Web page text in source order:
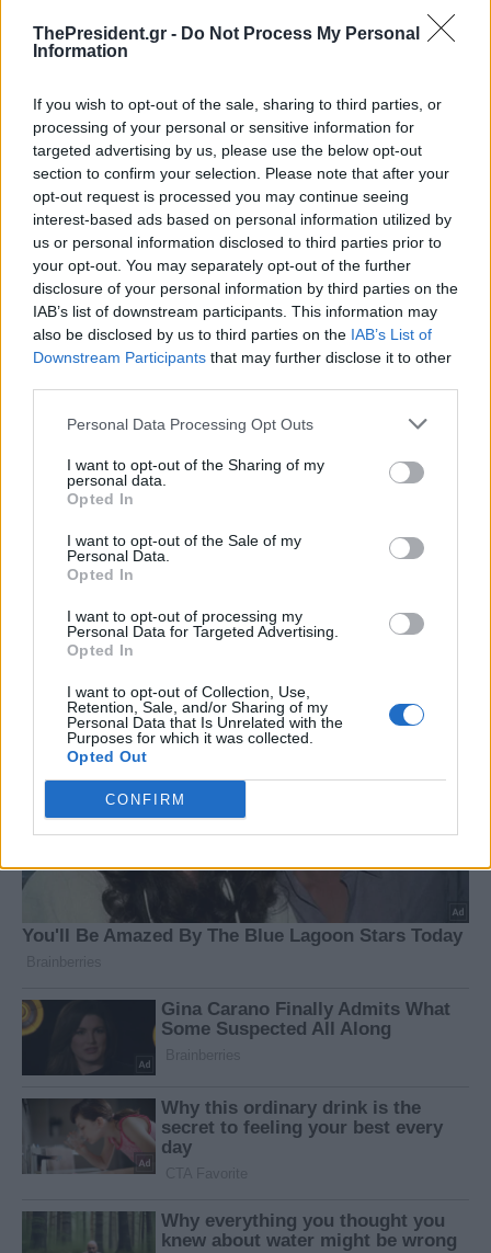
ThePresident.gr - Do Not Process My Personal
Information
If you wish to opt-out of the sale, sharing to third parties, or
processing of your personal or sensitive information for
targeted advertising by us, please use the below opt-out
section to confirm your selection. Please note that after your
opt-out request is processed you may continue seeing
interest-based ads based on personal information utilized by
us or personal information disclosed to third parties prior to
your opt-out. You may separately opt-out of the further
disclosure of your personal information by third parties on the
IAB’s list of downstream participants. This information may
also be disclosed by us to third parties on the IAB’s List of
Downstream Participants that may further disclose it to other
Personal Data Processing Opt Outs
I want to opt-out of the Sharing of my
personal data.
Opted In
I want to opt-out of the Sale of my
Personal Data.
Opted In
I want to opt-out of processing my
Personal Data for Targeted Advertising.
Opted In
I want to opt-out of Collection, Use,
Retention, Sale, and/or Sharing of my
Personal Data that Is Unrelated with the
Purposes for which it was collected.
Opted Out
CONFIRM